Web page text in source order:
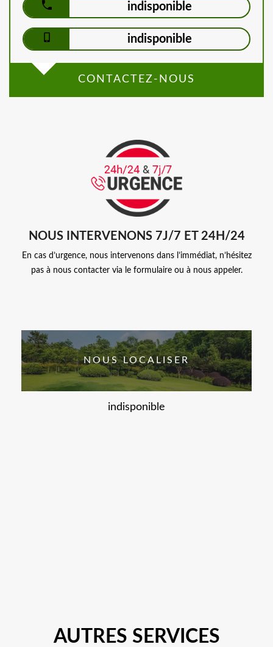
indisponible
indisponible
CONTACTEZ-NOUS
NOUS INTERVENONS 7J/7 ET 24H/24
En cas d’urgence, nous intervenons dans l’immédiat, n’hésitez
pas à nous contacter via le formulaire ou à nous appeler.
NOUS LOCALISER
indisponible
AUTRES SERVICES